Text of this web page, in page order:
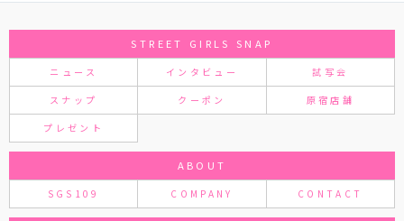
STREET GIRLS SNAP
ニュース インタビュー 試写会
スナップ クーポン 原宿店舗
プレゼント
ABOUT
SGS109 COMPANY CONTACT